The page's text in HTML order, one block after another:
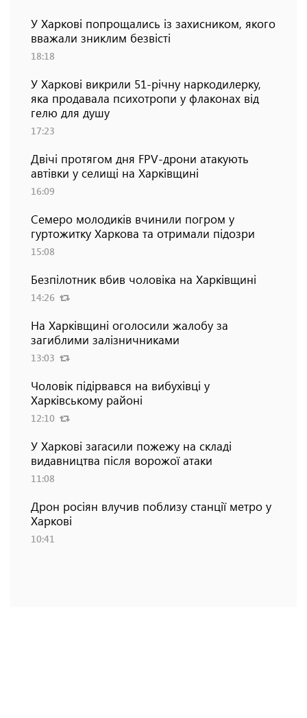
У Харкові попрощались із захисником, якого
вважали зниклим безвісті
18:18
У Харкові викрили 51-річну наркодилерку,
яка продавала психотропи у флаконах від
гелю для душу
17:23
Двічі протягом дня FPV-дрони атакують
автівки у селищі на Харківщині
16:09
Семеро молодиків вчинили погром у
гуртожитку Харкова та отримали підозри
15:08
Безпілотник вбив чоловіка на Харківщині
14:26
На Харківщині оголосили жалобу за
загиблими залізничниками
13:03
Чоловік підірвався на вибухівці у
Харківському районі
12:10
У Харкові загасили пожежу на складі
видавництва після ворожої атаки
11:08
Дрон росіян влучив поблизу станції метро у
Харкові
10:41